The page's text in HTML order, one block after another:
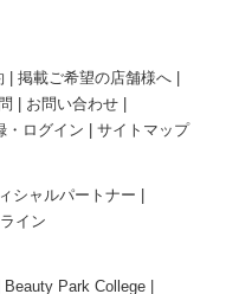
掲載ご希望の店舗様へ
お問い合わせ
・ログイン サイトマップ
シャルパートナー
イン
Beauty Park College